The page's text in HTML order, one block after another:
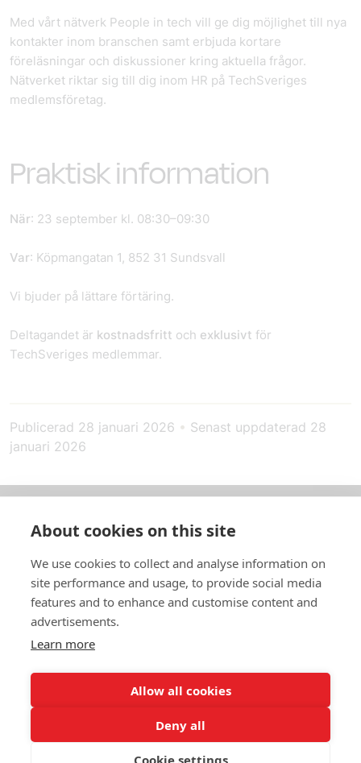
Med vårt nätverk People in tech vill ge dig möjlighet till nya
kontakter inom branschen samt erbjuda kortare
föreläsningar och diskussioner kring aktuella frågor.
Nätverket riktar sig till dig inom HR på TechSveriges
medlemsföretag.
Praktisk information
När: 23 september kl. 08:30–09:30
Var: Köpmangatan 1, 852 31 Sundsvall
Vi bjuder på lättare förtäring.
Deltagandet är kostnadsfritt och exklusivt för
TechSveriges medlemmar.
Publicerad 28 januari 2026 • Senast uppdaterad 28
januari 2026
In English
Standardavtal
Snabblänkar
In English
Dataskyddspolicy
About cookies on this site
We use cookies to collect and analyse information on
site performance and usage, to provide social media
features and to enhance and customise content and
advertisements.
Learn more
Allow all cookies
Deny all
Cookie settings